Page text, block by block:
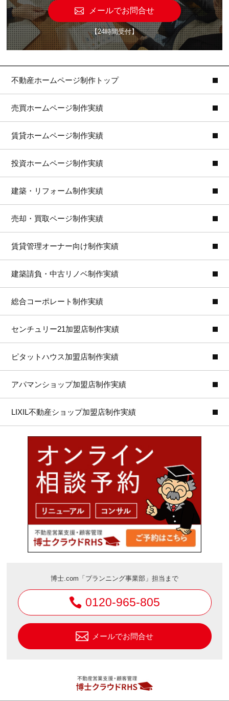
メールでお問合せ
【24時間受付】
不動産ホームページ制作トップ
売買ホームページ制作実績
賃貸ホームページ制作実績
投資ホームページ制作実績
建築・リフォーム制作実績
売却・買取ページ制作実績
賃貸管理オーナー向け制作実績
建築請負・中古リノベ制作実績
総合コーポレート制作実績
センチュリー21加盟店制作実績
ピタットハウス加盟店制作実績
アパマンショップ加盟店制作実績
LIXIL不動産ショップ加盟店制作実績
博士.com「プランニング事業部」担当まで
0120-965-805
メールでお問合せ